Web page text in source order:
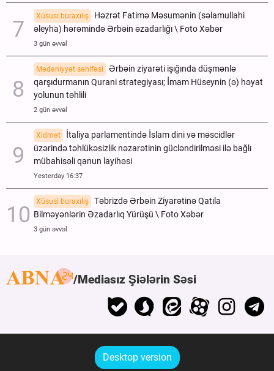
Xüsusi buraxılış
Həzrət Fatimə Məsumənin (səlamullahi
əleyha) hərəmində Ərbəin əzadarlığı \ Foto Xəbər
3 gün əvvəl
Mədəniyyət səhifəsi
Ərbəin ziyarəti işığında düşmənlə
qarşıdurmanın Qurani strategiyası; İmam Hüseynin (ə) həyat
yolunun təhlili
2 gün əvvəl
Xidmət
İtaliya parlamentində İslam dini və məscidlər
üzərində təhlükəsizlik nəzarətinin gücləndirilməsi ilə bağlı
mübahisəli qanun layihəsi
Yesterday 16:37
Xüsusi buraxılış
Təbrizdə Ərbəin Ziyarətinə Qatıla
Bilməyənlərin Əzadarlıq Yürüşü \ Foto Xəbər
3 gün əvvəl
Mediasız Şiələrin Səsi
Desktop version